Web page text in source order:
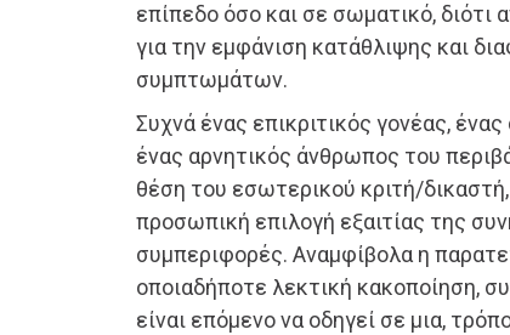
επίπεδο όσο και σε σωματικό,
για την εμφάνιση κατάθλιψης και
συμπτωμάτων.
Συχνά ένας επικριτικός γονέας,
ένας αρνητικός άνθρωπος του
θέση του εσωτερικού κριτή/
προσωπική επιλογή εξαιτίας της
συμπεριφορές. Αναμφίβολα η
οποιαδήποτε λεκτική κακοποίηση,
είναι επόμενο να οδηγεί σε μια,